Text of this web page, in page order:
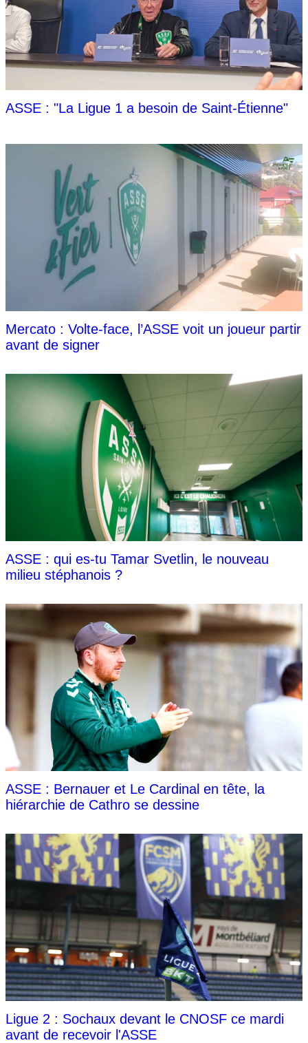
ASSE : "La Ligue 1 a besoin de Saint-Étienne"
Mercato : Volte-face, l’ASSE voit un joueur partir
avant de signer
ASSE : qui es-tu Tamar Svetlin, le nouveau
milieu stéphanois ?
ASSE : Bernauer et Le Cardinal en tête, la
hiérarchie de Cathro se dessine
Ligue 2 : Sochaux devant le CNOSF ce mardi
avant de recevoir l'ASSE